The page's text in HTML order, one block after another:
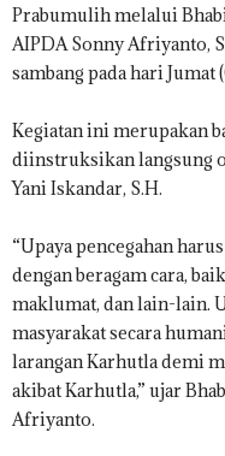
Prabumulih melalui
AIPDA Sonny Afriyanto,
sambang pada hari
Kegiatan ini merupakan
diinstruksikan langsung
Yani Iskandar, S.H.
“Upaya pencegahan
dengan beragam cara,
maklumat, dan lain-lain.
masyarakat secara
larangan Karhutla demi
akibat Karhutla,” ujar
Afriyanto.